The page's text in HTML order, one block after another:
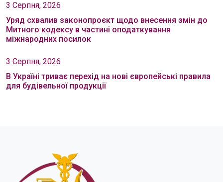
3 Серпня, 2026
Уряд схвалив законопроєкт щодо внесення змін до
Митного кодексу в частині оподаткування
міжнародних посилок
3 Серпня, 2026
В Україні триває перехід на нові європейські правила
для будівельної продукції